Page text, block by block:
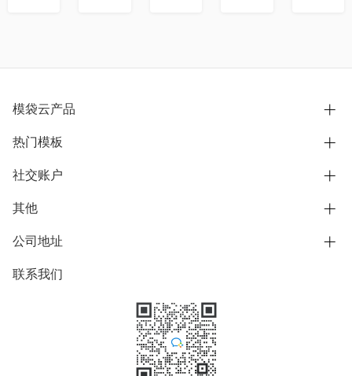
模袋云产品
别墅设计营销
模型协同展示分享
别墅社区
别墅模板
热门模板
欧式别墅
中式别墅
日式别墅
社交账户
B站
抖音
微信公众号
其他
用户服务协议
隐私政策
公司地址
上海市浦东新区东方路1215-1217号
联系我们